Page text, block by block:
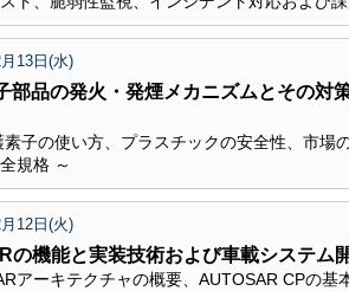
13日(水)
部品の発火・発煙メカニズムとその
素子の使い方、プラスチックの安全性、市
規格 ～
12日(火)
の機能と実装技術および車載システ
アーキテクチャの概要、AUTOSAR CPの